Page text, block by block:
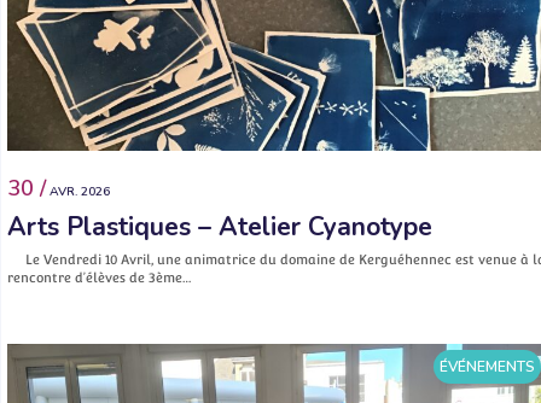
30 / AVR. 2026
Arts Plastiques – Atelier Cyanotype
Le Vendredi 10 Avril, une animatrice du domaine de Kerguéhennec est venue à
rencontre d’élèves de 3ème…
ÉVÉNEMENTS